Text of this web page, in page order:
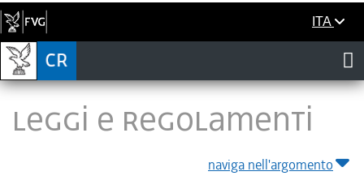
ITA
LEGGI E REGOLAMENTI
naviga nell'argomento